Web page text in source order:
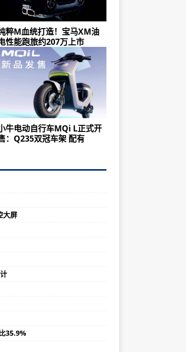
粹M血统打造！宝马XM油
性能跑旅约207万上市
牛电动自行车MQi L正式开
：Q235双冠车架 配有
大屏
35.9%